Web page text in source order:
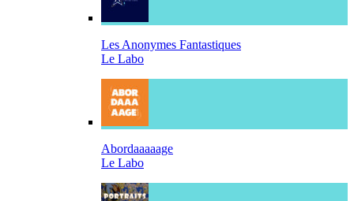
Les Anonymes Fantastiques
Le Labo
Abordaaaaage
Le Labo